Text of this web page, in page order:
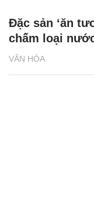
VĂN HÓA
Đặc sản ‘ăn
chấm loại